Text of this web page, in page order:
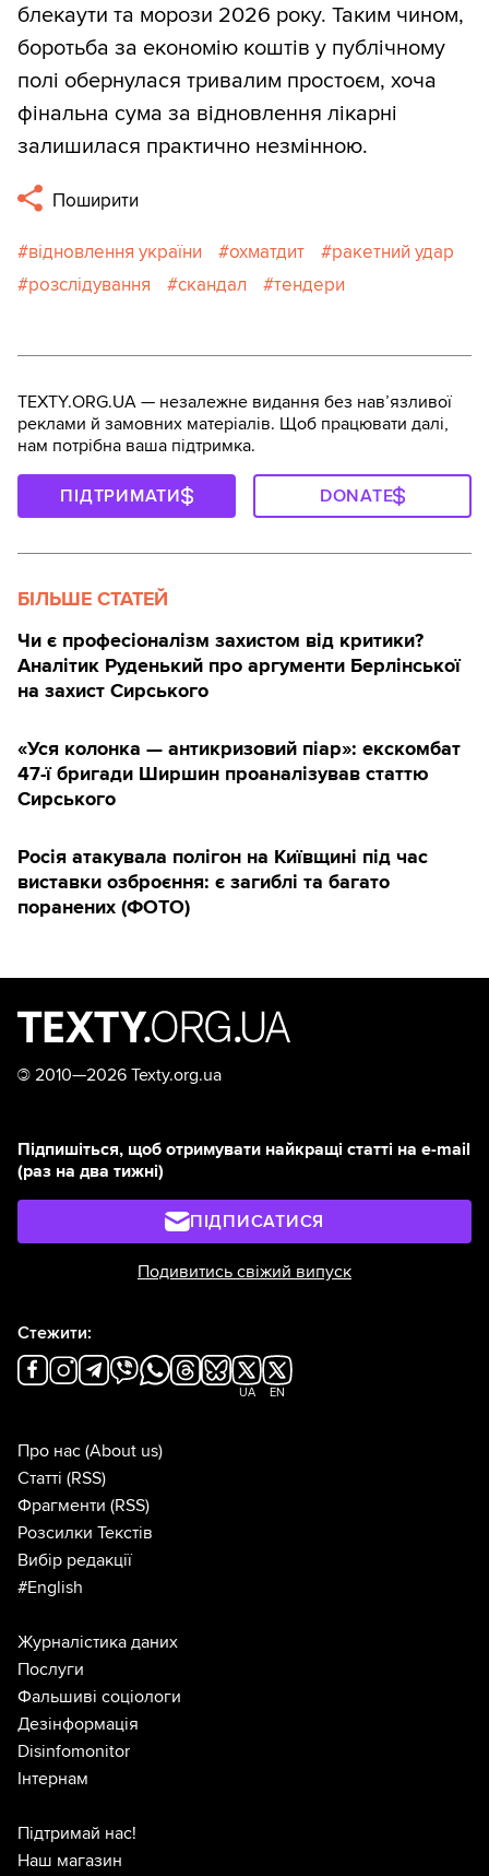
блекаути та морози 2026 року. Таким чином,
боротьба за економію коштів у публічному
полі обернулася тривалим простоєм, хоча
фінальна сума за відновлення лікарні
залишилася практично незмінною.
Поширити
відновлення україни охматдит
ракетний удар
розслідування
скандал тендери
TEXTY.ORG.UA — незалежне видання без навʼязливої
реклами й замовних матеріалів. Щоб працювати далі,
нам потрібна ваша підтримка.
ПІДТРИМАТИ DONATE
БІЛЬШЕ СТАТЕЙ
Чи є професіоналізм захистом від критики?
Аналітик Руденький про аргументи Берлінської
на захист Сирського
«Уся колонка — антикризовий піар»: екскомбат
47-ї бригади Ширшин проаналізував статтю
Сирського
Росія атакувала полігон на Київщині під час
виставки озброєння: є загиблі та багато
поранених (ФОТО)
© 2010—2026 Texty.org.ua
Підпишіться, щоб отримувати найкращі статті на e-mail
(раз на два тижні)
ПІДПИСАТИСЯ
Подивитись свіжий випуск
Стежити:
UA EN
Про нас (About us)
Статті (RSS)
Фрагменти (RSS)
Розсилки Текстів
Вибір редакції
#English
Журналістика даних
Послуги
Фальшиві соціологи
Дезінформація
Disinfomonitor
Інтернам
Підтримай нас!
Наш магазин